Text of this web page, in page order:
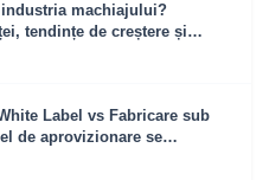
industria machiajului?
tendințe de creștere și
mărci proprii
Label vs Fabricare sub
de aprovizionare se